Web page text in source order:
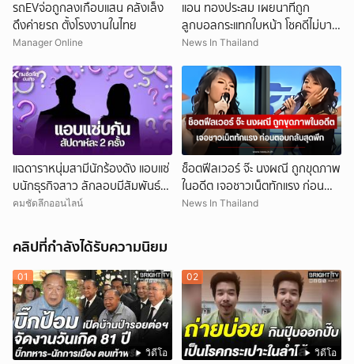
รถEVจ่อถูกลงเกือบแสน คลังเล็ง
ดึงค่ายรถ ตั้งโรงงานในไทย
Manager Online
แอน ทองประสม เผยนาทีถูก
ลูกบอลกระแทกใบหน้า โชคดีไม่บาด
เจ็บรุนแรง
News In Thailand
แฉดาราหนุ่มสามีนักร้องดัง แอบแซ่
บนักธุรกิจสาว ลักลอบมีสัมพันธ์
สัปดาห์ละ 2 ครั้ง
คมชัดลึกออนไลน์
ช็อตฟีลเวอร์ จ๊ะ นงผณี ถูกขุดภาพ
ในอดีต เจอชาวเน็ตทักแรง ก่อน
ตอบกลับสุดพีก
News In Thailand
คลิปที่กำลังได้รับความนิยม
วิดีโอ
01
วิดีโอ
02